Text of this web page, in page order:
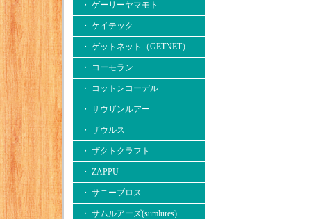
・ ゲーリーヤマモト
・ ケイテック
・ ゲットネット（GETNET）
・ コーモラン
・ コットンコーデル
・ サウザンルアー
・ ザウルス
・ ザクトクラフト
・ ZAPPU
・ サニーブロス
・ サムルアーズ(sumlures)